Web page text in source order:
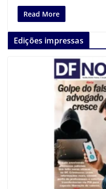
Read More
Edições impressas